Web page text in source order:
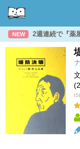
NEW 2週連続で『薬